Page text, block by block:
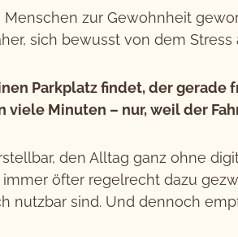
zur Gewohnheit
sich bewusst von dem
Parkplatz findet, der
viele Minuten – nur, weil der
den Alltag ganz ohne
öfter regelrecht dazu
nutzbar sind. Und dennoch